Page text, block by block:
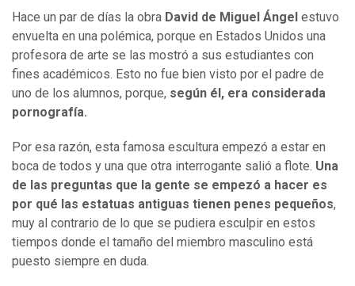
Hace un par de días la obra David de Miguel Ángel estuvo
envuelta en una polémica, porque en Estados Unidos una
profesora de arte se las mostró a sus estudiantes con
fines académicos. Esto no fue bien visto por el padre de
uno de los alumnos, porque, según él, era considerada
pornografía.
Por esa razón, esta famosa escultura empezó a estar en
boca de todos y una que otra interrogante salió a flote. Una
de las preguntas que la gente se empezó a hacer es
por qué las estatuas antiguas tienen penes pequeños,
muy al contrario de lo que se pudiera esculpir en estos
tiempos donde el tamaño del miembro masculino está
puesto siempre en duda.